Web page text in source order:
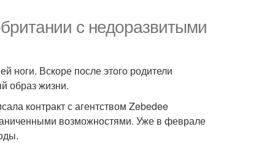
с недоразвитыми
ноги. Вскоре после этого родители
образ жизни.
контракт с агентством Zebedee
возможностями. Уже в феврале